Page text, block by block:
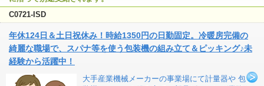
C0721-ISD
年休124日＆土日祝休み！時給1350円の日勤固定。冷暖房完備の
綺麗な職場で、スパナ等を使う包装機の組み立て＆ピッキング♪未
経験から活躍中！
大手産業機械メーカーの事業場にて計量器や 包